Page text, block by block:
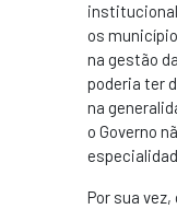
os
na gestão
poderia ter
na
o Governo
Por sua